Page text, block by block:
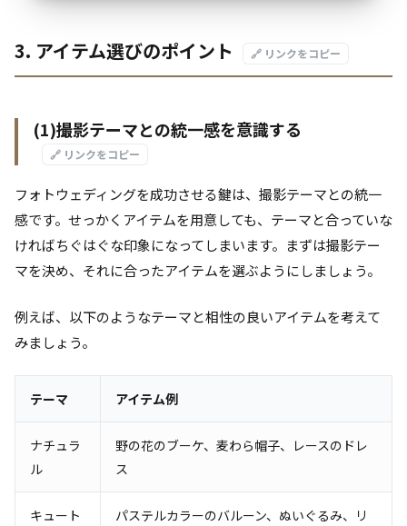
3. アイテム選びのポイント 🔗 リンクをコピー
(1)撮影テーマとの統一感を意識する
🔗 リンクをコピー
フォトウェディングを成功させる鍵は、撮影テーマとの統一
感です。せっかくアイテムを用意しても、テーマと合っていな
ければちぐはぐな印象になってしまいます。まずは撮影テー
マを決め、それに合ったアイテムを選ぶようにしましょう。
例えば、以下のようなテーマと相性の良いアイテムを考えて
みましょう。
テーマ アイテム例
ナチュラ
ル
野の花のブーケ、麦わら帽子、レースのドレ
ス
キュート
パステルカラーのバルーン、ぬいぐるみ、リ